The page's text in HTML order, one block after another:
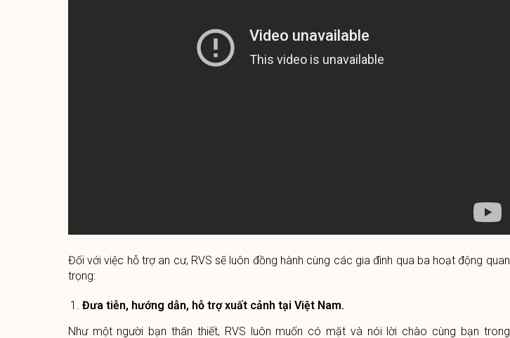
Đối với việc hỗ trợ an cư, RVS sẽ luôn đồng hành cùng các gia đình qua ba hoạt động quan
trọng:
Đưa tiễn, hướng dẫn, hỗ trợ xuất cảnh tại Việt Nam.
Như một người bạn thân thiết, RVS luôn muốn có mặt và nói lời chào cùng bạn trong